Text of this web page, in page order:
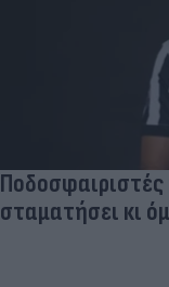
Ποδοσφαιριστές
σταματήσει κι